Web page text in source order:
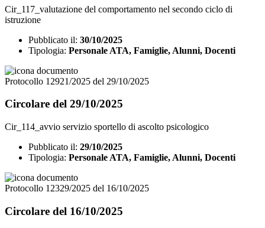
Cir_117_valutazione del comportamento nel secondo ciclo di
istruzione
Pubblicato il: 30/10/2025
Tipologia: Personale ATA, Famiglie, Alunni, Docenti
Protocollo 12921/2025 del 29/10/2025
Circolare del 29/10/2025
Cir_114_avvio servizio sportello di ascolto psicologico
Pubblicato il: 29/10/2025
Tipologia: Personale ATA, Famiglie, Alunni, Docenti
Protocollo 12329/2025 del 16/10/2025
Circolare del 16/10/2025